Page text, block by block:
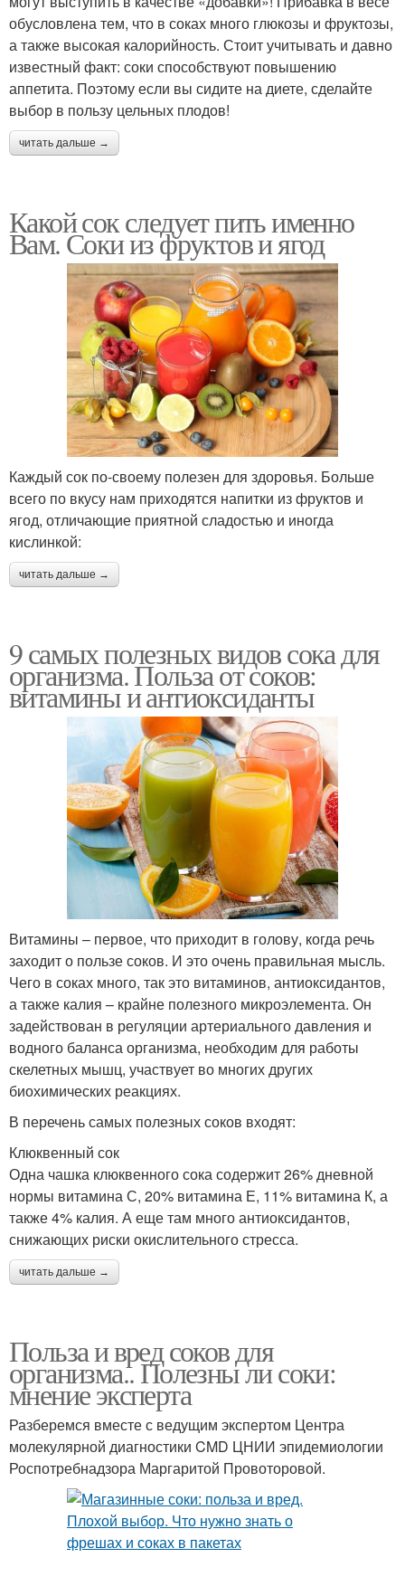
обусловлена тем, что в соках много глюкозы и фруктозы,
а также высокая калорийность. Стоит учитывать и давно
известный факт: соки способствуют повышению
аппетита. Поэтому если вы сидите на диете, сделайте
выбор в пользу цельных плодов!
читать дальше →
Какой сок следует пить именно
Вам. Соки из фруктов и ягод
Каждый сок по-своему полезен для здоровья. Больше
всего по вкусу нам приходятся напитки из фруктов и
ягод, отличающие приятной сладостью и иногда
кислинкой:
читать дальше →
9 самых полезных видов сока для
организма. Польза от соков:
витамины и антиоксиданты
Витамины – первое, что приходит в голову, когда речь
заходит о пользе соков. И это очень правильная мысль.
Чего в соках много, так это витаминов, антиоксидантов,
а также калия – крайне полезного микроэлемента. Он
задействован в регуляции артериального давления и
водного баланса организма, необходим для работы
скелетных мышц, участвует во многих других
биохимических реакциях.
В перечень самых полезных соков входят:
Клюквенный сок
Одна чашка клюквенного сока содержит 26% дневной
нормы витамина С, 20% витамина Е, 11% витамина К, а
также 4% калия. А еще там много антиоксидантов,
снижающих риски окислительного стресса.
читать дальше →
Польза и вред соков для
организма.. Полезны ли соки:
мнение эксперта
Разберемся вместе с ведущим экспертом Центра
молекулярной диагностики CMD ЦНИИ эпидемиологии
Роспотребнадзора Маргаритой Провоторовой.